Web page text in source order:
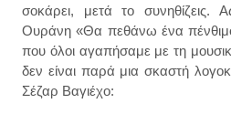
σοκάρει, μετά το συνηθίζεις.
Ουράνη «Θα πεθάνω ένα
που όλοι αγαπήσαμε με τη
δεν είναι παρά μια σκαστή
Σέζαρ Βαγιέχο: